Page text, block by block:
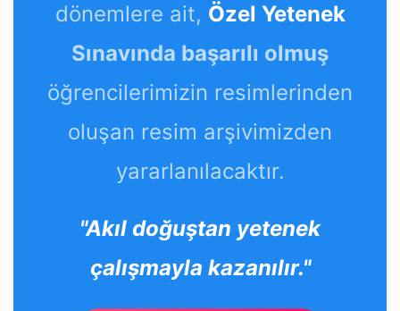
dönemlere ait, Özel Yetenek
Sınavında başarılı olmuş
öğrencilerimizin resimlerinden
oluşan resim arşivimizden
yararlanılacaktır.
"Akıl doğuştan yetenek
çalışmayla kazanılır."